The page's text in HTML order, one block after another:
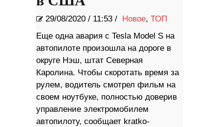
29/08/2020 / 11:53 / Новое, ТОП
Еще одна авария с Tesla Model S на
автопилоте произошла на дороге в
округе Нэш, штат Северная
Каролина. Чтобы скоротать время за
рулем, водитель смотрел фильм на
своем ноутбуке, полностью доверив
управление электромобилем
автопилоту, сообщает kratko-